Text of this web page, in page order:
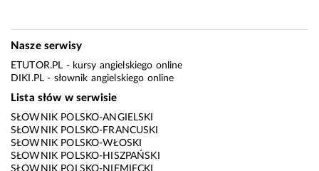
Nasze serwisy
ETUTOR.PL - kursy angielskiego online
DIKI.PL - słownik angielskiego online
Lista słów w serwisie
SŁOWNIK POLSKO-ANGIELSKI
SŁOWNIK POLSKO-FRANCUSKI
SŁOWNIK POLSKO-WŁOSKI
SŁOWNIK POLSKO-HISZPAŃSKI